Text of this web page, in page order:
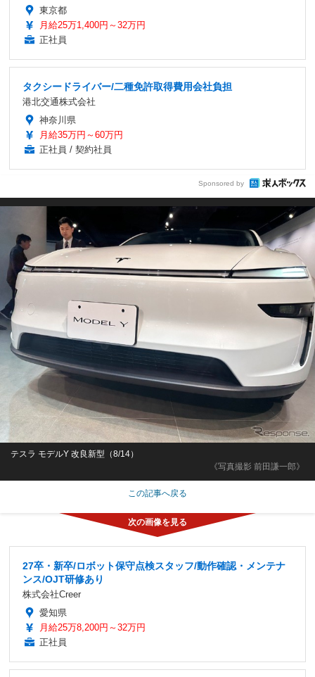
東京都
月給25万1,400円～32万円
正社員
タクシードライバー/二種免許取得費用会社負担
港北交通株式会社
神奈川県
月給35万円～60万円
正社員 / 契約社員
Sponsored by
《写真撮影 前田謙一郎》
テスラ モデルY 改良新型（8/14）
この記事へ戻る
27卒・新卒/ロボット保守点検スタッフ/動作確認・メンテナ
ンス/OJT研修あり
株式会社Creer
愛知県
月給25万8,200円～32万円
正社員